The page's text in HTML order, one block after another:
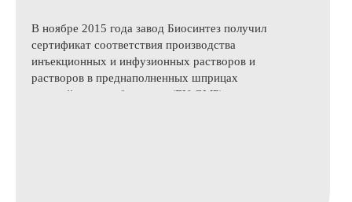
В ноябре 2015 года завод Биосинтез получил
сертификат соответствия производства
инъекционных и инфузионных растворов и
растворов в преднаполненных шприцах
европейским требованиям (EU GMP).